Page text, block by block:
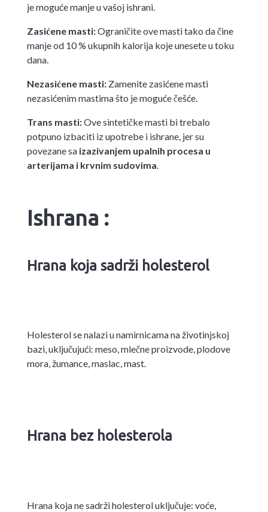
je moguće manje u vašoj ishrani.
Zasićene masti:Ograničite ove masti tako da čine
manje od 10 % ukupnih kalorija koje unesete u toku
dana.
Nezasićene masti: Zamenite zasićene masti
nezasićenim mastima što je moguće češće.
Trans masti:Ove sintetičke masti bi trebalo
potpuno izbaciti iz upotrebe i ishrane, jer su
povezane sa izazivanjem upalnih procesa u
arterijama i krvnim sudovima
Ishrana :
Hrana koja sadrži holesterol
Holesterol se nalazi u namirnicama na životinjskoj
bazi, uključujući: meso, mlečne proizvode, plodove
mora, žumance, maslac, mast.
Hrana bez holesterola
Hrana koja ne sadrži holesterol uključuje: voće,